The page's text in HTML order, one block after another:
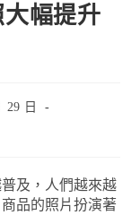
幅提升
29 日
及，人們越來越
品的照片扮演著